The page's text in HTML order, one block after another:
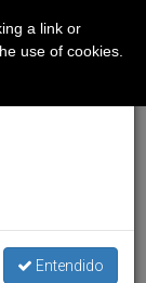
Entendido
a link or
use of cookies.